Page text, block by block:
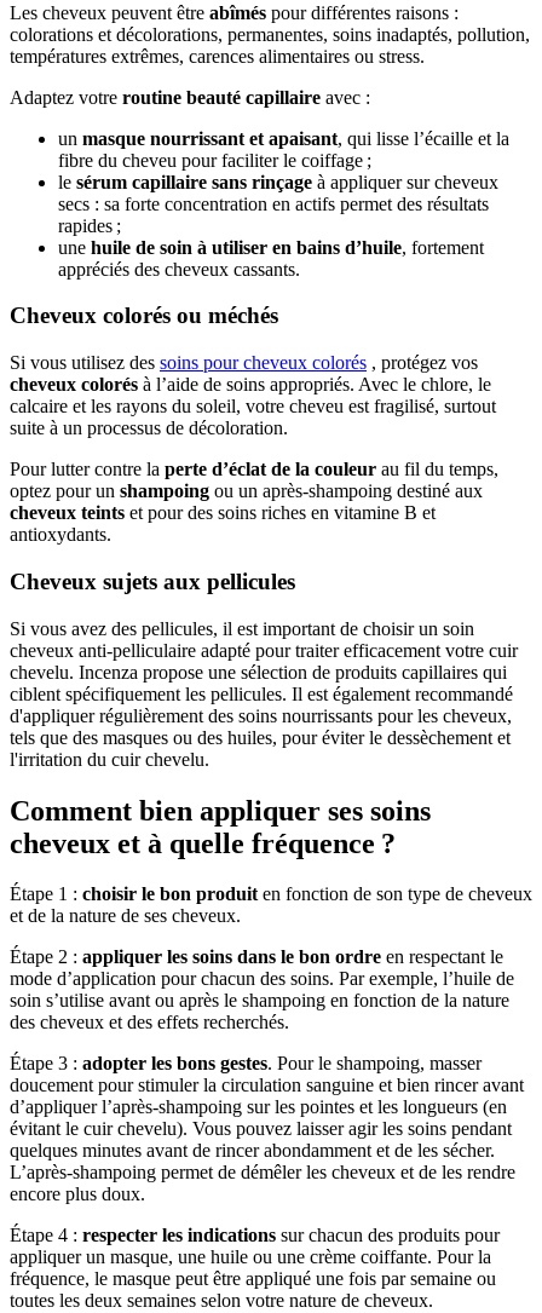
Les cheveux peuvent être abîmés pour différentes raisons :
colorations et décolorations, permanentes, soins inadaptés, pollution,
températures extrêmes, carences alimentaires ou stress.
Adaptez votre routine beauté capillaire avec :
un masque nourrissant et apaisant, qui lisse l’écaille et la
fibre du cheveu pour faciliter le coiffage ;
le sérum capillaire sans rinçage à appliquer sur cheveux
secs : sa forte concentration en actifs permet des résultats
rapides ;
une huile de soin à utiliser en bains d’huile, fortement
appréciés des cheveux cassants.
Cheveux colorés ou méchés
Si vous utilisez des soins pour cheveux colorés , protégez vos
cheveux colorés à l’aide de soins appropriés. Avec le chlore, le
calcaire et les rayons du soleil, votre cheveu est fragilisé, surtout
suite à un processus de décoloration.
Pour lutter contre la perte d’éclat de la couleur au fil du temps,
optez pour un shampoing ou un après-shampoing destiné aux
cheveux teints et pour des soins riches en vitamine B et
antioxydants.
Cheveux sujets aux pellicules
Si vous avez des pellicules, il est important de choisir un soin
cheveux anti-pelliculaire adapté pour traiter efficacement votre cuir
chevelu. Incenza propose une sélection de produits capillaires qui
ciblent spécifiquement les pellicules. Il est également recommandé
d'appliquer régulièrement des soins nourrissants pour les cheveux,
tels que des masques ou des huiles, pour éviter le dessèchement et
l'irritation du cuir chevelu.
Comment bien appliquer ses soins
cheveux et à quelle fréquence ?
Étape 1 : choisir le bon produiten fonction de son type de cheveux
et de la nature de ses cheveux.
Étape 2 : appliquer les soins dans le bon ordre en respectant le
mode d’application pour chacun des soins. Par exemple, l’huile de
soin s’utilise avant ou après le shampoing en fonction de la nature
des cheveux et des effets recherchés.
Étape 3 : adopter les bons gestes. Pour le shampoing, masser
doucement pour stimuler la circulation sanguine et bien rincer avant
d’appliquer l’après-shampoing sur les pointes et les longueurs (en
évitant le cuir chevelu). Vous pouvez laisser agir les soins pendant
quelques minutes avant de rincer abondamment et de les sécher.
L’après-shampoing permet de démêler les cheveux et de les rendre
encore plus doux.
Étape 4 : respecter les indications sur chacun des produits pour
appliquer un masque, une huile ou une crème coiffante. Pour la
fréquence, le masque peut être appliqué une fois par semaine ou
toutes les deux semaines selon votre nature de cheveux.